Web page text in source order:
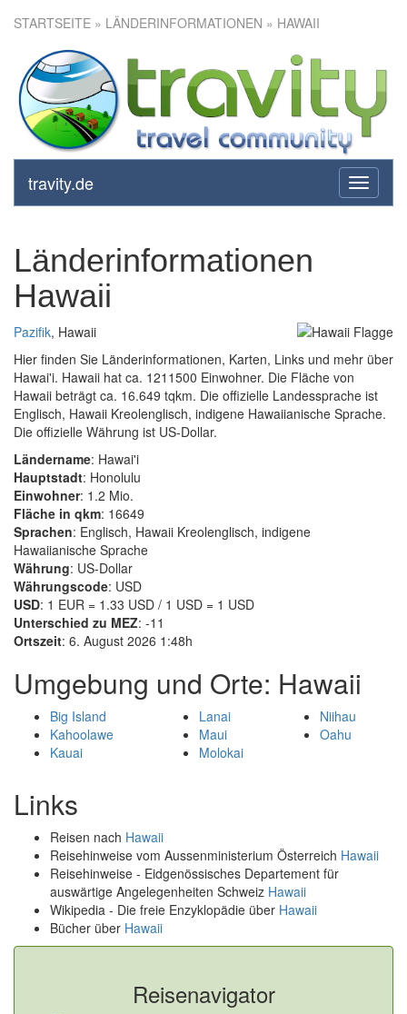
STARTSEITE » LÄNDERINFORMATIONEN » HAWAII
toggle
travity.de
Länderinformationen
Hawaii
Pazifik, Hawaii
Hier finden Sie Länderinformationen, Karten, Links und mehr über
Hawai'i. Hawaii hat ca. 1211500 Einwohner. Die Fläche von
Hawaii beträgt ca. 16.649 tqkm. Die offizielle Landessprache ist
Englisch, Hawaii Kreolenglisch, indigene Hawaiianische Sprache.
Die offizielle Währung ist US-Dollar.
Ländername: Hawai'i
Hauptstadt: Honolulu
Einwohner: 1.2 Mio.
Fläche in qkm: 16649
Sprachen: Englisch, Hawaii Kreolenglisch, indigene
Hawaiianische Sprache
Währung: US-Dollar
Währungscode: USD
USD: 1 EUR = 1.33 USD / 1 USD = 1 USD
Unterschied zu MEZ: -11
Ortszeit: 6. August 2026 1:48h
Umgebung und Orte: Hawaii
Big Island
Kahoolawe
Kauai
Lanai
Maui
Molokai
Niihau
Oahu
Links
Reisen nach Hawaii
Reisehinweise vom Aussenministerium Österreich Hawaii
Reisehinweise - Eidgenössisches Departement für
auswärtige Angelegenheiten Schweiz Hawaii
Wikipedia - Die freie Enzyklopädie über Hawaii
Bücher über Hawaii
Reisenavigator